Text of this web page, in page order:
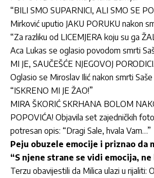
“BILI SMO SUPARNICI, ALI SMO SE
Mirković uputio JAKU PORUKU nakon
“Za razliku od LICEMJERA koju su ga
Aca Lukas se oglasio povodom smrti
MI JE, SAUČEŠĆE NJEGOVOJ
Oglasio se Miroslav Ilić nakon smrti
“ISKRENO MI JE ŽAO!”
MIRA ŠKORIĆ SKRHANA BOLOM
POPOVIĆA! Objavila set zajedničkih
potresan opis: “Dragi Sale, hvala Vam…”
Peju obuzele emocije i priznao da
“S njene strane se vidi emocija, ne
Terzu obavijestili da Milica ulazi u rijaliti: